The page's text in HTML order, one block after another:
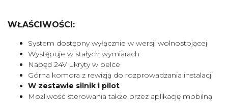
WŁAŚCIWOŚCI:
System dostępny wyłącznie w wersji wolnostojącej
Występuje w stałych wymiarach
Napęd 24V ukryty w belce
Górna komora z rewizją do rozprowadzania instalacji
W zestawie silnik i pilot
Możliwość sterowania także przez aplikację mobilną